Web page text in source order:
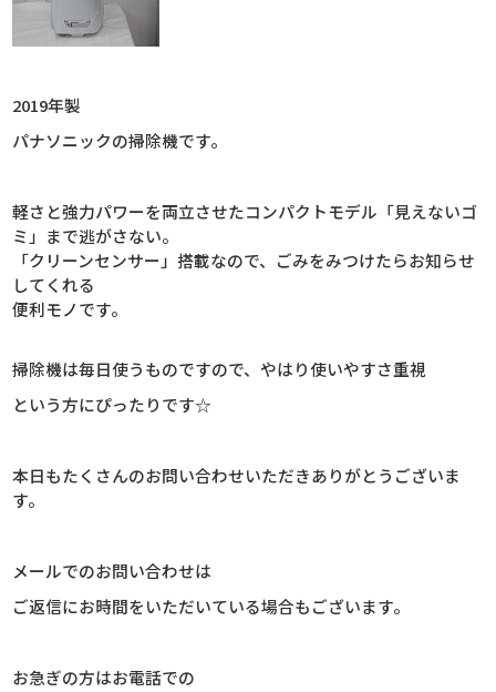
2019年製
パナソニックの掃除機です。
軽さと強力パワーを両立させたコンパクトモデル「見えないゴ
ミ」まで逃がさない。
「クリーンセンサー」搭載なので、ごみをみつけたらお知らせ
してくれる
便利モノです。
掃除機は毎日使うものですので、やはり使いやすさ重視
という方にぴったりです☆
本日もたくさんのお問い合わせいただきありがとうございま
す。
メールでのお問い合わせは
ご返信にお時間をいただいている場合もございます。
お急ぎの方はお電話での